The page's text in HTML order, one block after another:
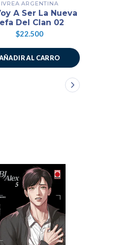
IVREA ARGENTINA
A Ser La Nueva
Del Clan 02
$22.500
AL CARRO